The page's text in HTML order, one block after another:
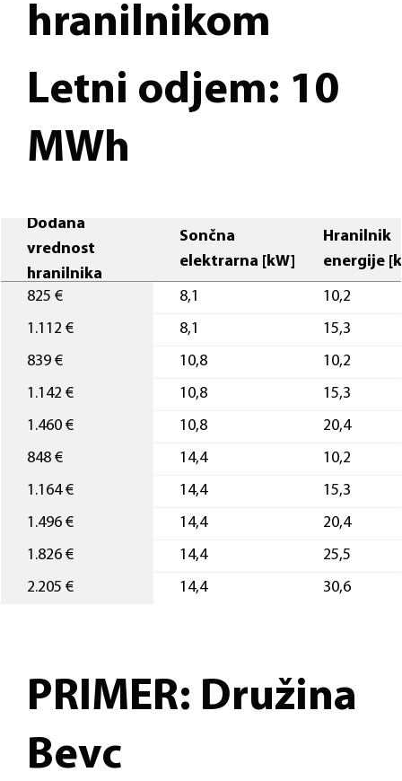
hranilnikom
Letni odjem: 10
MWh
Dodana
vrednost
hranilnika
Sončna
elektrarna [kW]
Hranilnik
energije
825 € 8,1
10,2
1.112 €
8,1
15,3
839 €
10,8
10,2
1.142 €
10,8
15,3
1.460 €
10,8
20,4
848 €
14,4
10,2
1.164 €
14,4
15,3
1.496 €
14,4
20,4
1.826 €
14,4
25,5
2.205 €
14,4 30,6
PRIMER: Družina
Bevc